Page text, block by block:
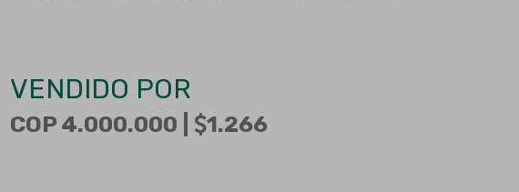
VENDIDO POR
COP 4.000.000 | 1.266